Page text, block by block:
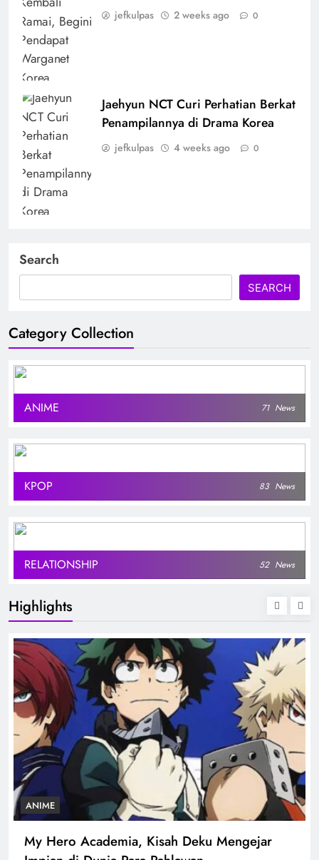
jefkulpas 2 weeks ago 0
Jaehyun NCT Curi Perhatian Berkat
Penampilannya di Drama Korea
jefkulpas 4 weeks ago 0
Search
SEARCH
Category Collection
ANIME 71 News
KPOP 83 News
RELATIONSHIP 52 News
Highlights
ANIME
My Hero Academia, Kisah Deku Mengejar